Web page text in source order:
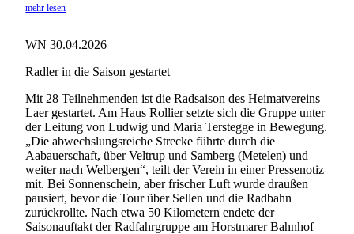
mehr lesen
WN 30.04.2026
Radler in die Saison gestartet
Mit 28 Teilnehmenden ist die Radsaison des Heimatvereins
Laer gestartet. Am Haus Rollier setzte sich die Gruppe unter
der Leitung von Ludwig und Maria Terstegge in Bewegung.
„Die abwechslungsreiche Strecke führte durch die
Aabauerschaft, über Veltrup und Samberg (Metelen) und
weiter nach Welbergen“, teilt der Verein in einer Pressenotiz
mit. Bei Sonnenschein, aber frischer Luft wurde draußen
pausiert, bevor die Tour über Sellen und die Radbahn
zurückrollte. Nach etwa 50 Kilometern endete der
Saisonauftakt der Radfahrgruppe am Horstmarer Bahnhof